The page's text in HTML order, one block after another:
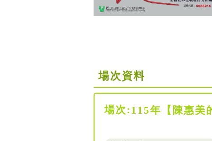
場次資料
場次: 115年【陳惠美